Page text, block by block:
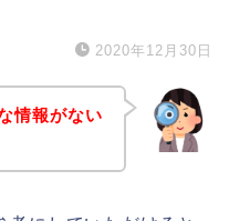
2020年12月30日
情報がない